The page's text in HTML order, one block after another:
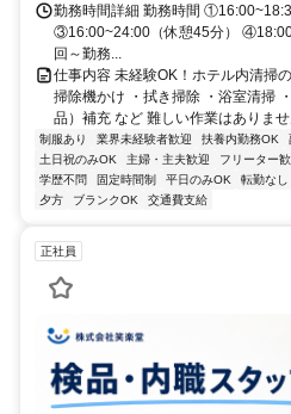
勤務時間詳細 勤務時間
③16:00~24:00（休憩45分）
回～勤務...
仕事内容 未経験OK！ホテル内清掃
掃除機かけ ・拭き掃除 ・浴室清掃
品）補充 など 難しい作業はありま
制服あり 業界未経験者歓迎 扶養内勤務OK
土日祝のみOK
主婦・主夫歓迎 フリーター
学歴不問
固定時間制 平日のみOK 転勤なし
夕方
ブランクOK 交通費支給
正社員